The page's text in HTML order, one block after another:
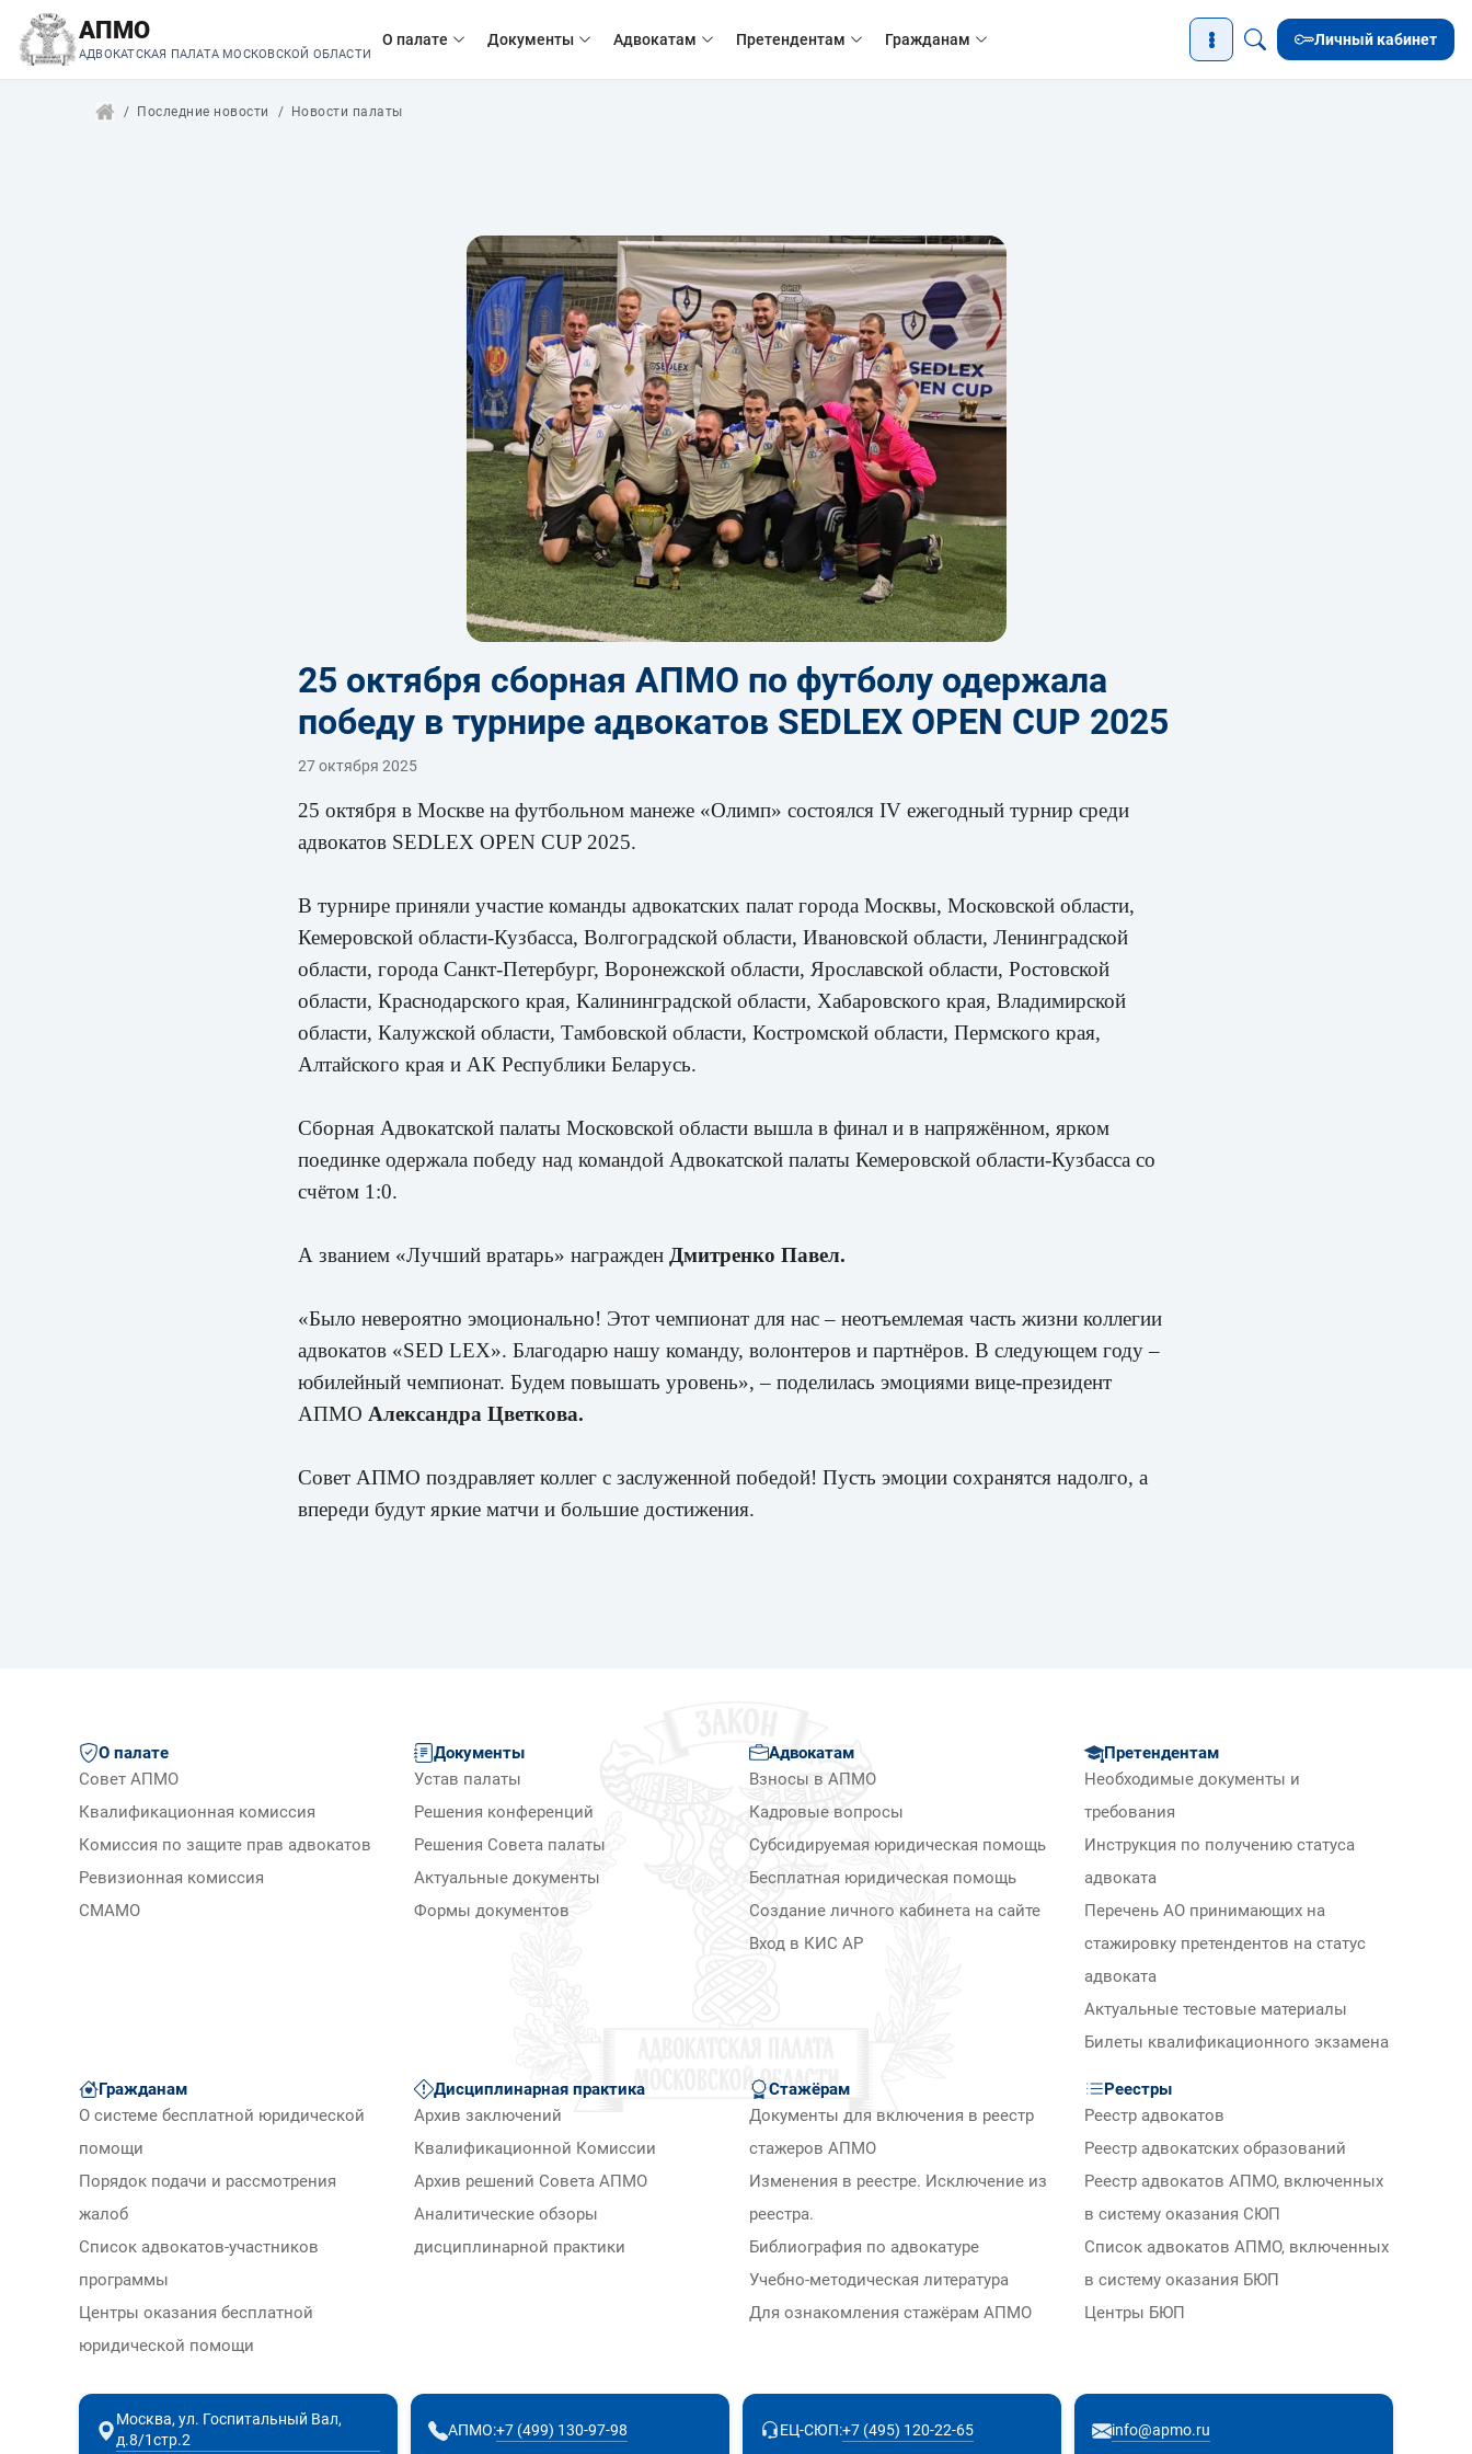
АПМО
АДВОКАТСКАЯ ПАЛАТА МОСКОВСКОЙ ОБЛАСТИ
О палате Документы Адвокатам Претендентам Гражданам Личный кабинет
Последние новости Новости палаты
25 октября сборная АПМО по футболу одержала
победу в турнире адвокатов SEDLEX OPEN CUP 2025
27 октября 2025
25 октября в Москве на футбольном манеже «Олимп» состоялся IV ежегодный турнир среди
адвокатов SEDLEX OPEN CUP 2025.
В турнире приняли участие команды адвокатских палат города Москвы, Московской области,
Кемеровской области-Кузбасса, Волгоградской области, Ивановской области, Ленинградской
области, города Санкт-Петербург, Воронежской области, Ярославской области, Ростовской
области, Краснодарского края, Калининградской области, Хабаровского края, Владимирской
области, Калужской области, Тамбовской области, Костромской области, Пермского края,
Алтайского края и АК Республики Беларусь.
Сборная Адвокатской палаты Московской области вышла в финал и в напряжённом, ярком
поединке одержала победу над командой Адвокатской палаты Кемеровской области-Кузбасса со
счётом 1:0.
А званием «Лучший вратарь» награжден Дмитренко Павел.
«Было невероятно эмоционально! Этот чемпионат для нас – неотъемлемая часть жизни коллегии
адвокатов «SED LEX». Благодарю нашу команду, волонтеров и партнёров. В следующем году –
юбилейный чемпионат. Будем повышать уровень», – поделилась эмоциями вице-президент
АПМО Александра Цветкова.
Совет АПМО поздравляет коллег с заслуженной победой! Пусть эмоции сохранятся надолго, а
впереди будут яркие матчи и большие достижения.
О палате
Совет АПМО
Квалификационная комиссия
Комиссия по защите прав адвокатов
Ревизионная комиссия
СМАМО
Документы
Устав палаты
Решения конференций
Решения Совета палаты
Актуальные документы
Формы документов
Адвокатам
Взносы в АПМО
Кадровые вопросы
Субсидируемая юридическая помощь
Бесплатная юридическая помощь
Создание личного кабинета на сайте
Вход в КИС АР
Претендентам
Необходимые документы и
требования
Инструкция по получению статуса
адвоката
Перечень АО принимающих на
стажировку претендентов на статус
адвоката
Актуальные тестовые материалы
Билеты квалификационного экзамена
Гражданам
О системе бесплатной юридической
помощи
Порядок подачи и рассмотрения
жалоб
Список адвокатов-участников
программы
Центры оказания бесплатной
юридической помощи
Дисциплинарная практика
Архив заключений
Квалификационной Комиссии
Архив решений Совета АПМО
Аналитические обзоры
дисциплинарной практики
Стажёрам
Документы для включения в реестр
стажеров АПМО
Изменения в реестре. Исключение из
реестра.
Библиография по адвокатуре
Учебно-методическая литература
Для ознакомления стажёрам АПМО
Реестры
Реестр адвокатов
Реестр адвокатских образований
Реестр адвокатов АПМО, включенных
в систему оказания СЮП
Список адвокатов АПМО, включенных
в систему оказания БЮП
Центры БЮП
Москва, ул. Госпитальный Вал,
д.8/1стр.2
АПМО:+7 (499) 130-97-98 ЕЦ-СЮП:+7 (495) 120-22-65 info@apmo.ru